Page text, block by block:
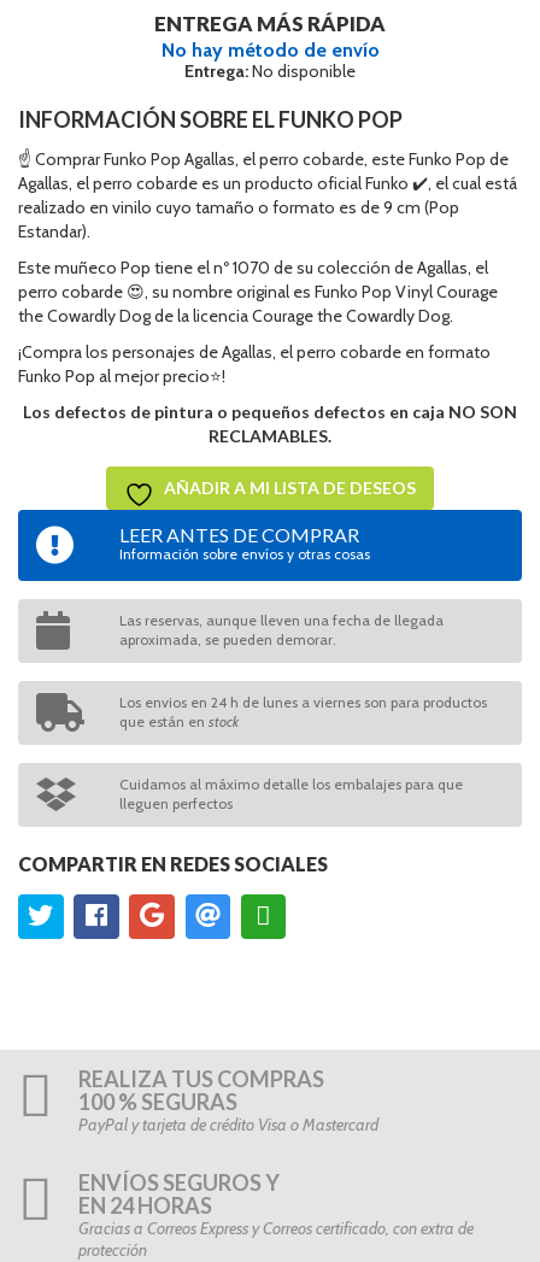
ENTREGA MÁS RÁPIDA
No hay método de envío
Entrega:No disponible
INFORMACIÓN SOBRE EL FUNKO POP
☝ Comprar Funko Pop Agallas, el perro cobarde, este Funko Pop de
Agallas, el perro cobarde es un producto oficial Funko ✔️, el cual está
realizado en vinilo cuyo tamaño o formato es de 9 cm (Pop
Estandar).
Este muñeco Pop tiene el nº 1070 de su colección de Agallas, el
perro cobarde 😍, su nombre original es Funko Pop Vinyl Courage
the Cowardly Dog de la licencia Courage the Cowardly Dog.
¡Compra los personajes de Agallas, el perro cobarde en formato
Funko Pop al mejor precio⭐!
Los defectos de pintura o pequeños defectos en caja NO SON
RECLAMABLES.
AÑADIR A MI LISTA DE DESEOS
LEER ANTES DE COMPRAR
Información sobre envíos y otras cosas
Las reservas, aunque lleven una fecha de llegada
aproximada, se pueden demorar.
Los envios en 24 h de lunes a viernes son para productos
que están en stock
Cuidamos al máximo detalle los embalajes para que
lleguen perfectos
COMPARTIR EN REDES SOCIALES
REALIZA TUS COMPRAS
100 % SEGURAS
PayPal y tarjeta de crédito Visa o Mastercard
ENVÍOS SEGUROS Y
EN 24 HORAS
Gracias a Correos Express y Correos certificado, con extra de
protección